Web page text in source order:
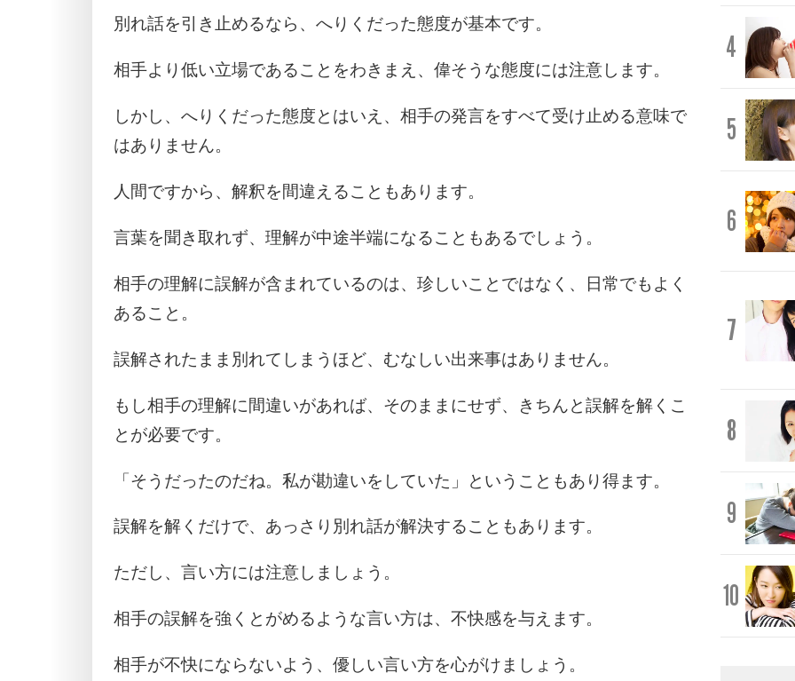
別れ話を引き止めるなら、へりくだった態度が基本です。
相手より低い立場であることをわきまえ、偉そうな態度には注意します。
しかし、へりくだった態度とはいえ、相手の発言をすべて受け止める意味で
はありません。
人間ですから、解釈を間違えることもあります。
言葉を聞き取れず、理解が中途半端になることもあるでしょう。
相手の理解に誤解が含まれているのは、珍しいことではなく、日常でもよく
あること。
誤解されたまま別れてしまうほど、むなしい出来事はありません。
もし相手の理解に間違いがあれば、そのままにせず、きちんと誤解を解くこ
とが必要です。
「そうだったのだね。私が勘違いをしていた」ということもあり得ます。
誤解を解くだけで、あっさり別れ話が解決することもあります。
ただし、言い方には注意しましょう。
相手の誤解を強くとがめるような言い方は、不快感を与えます。
相手が不快にならないよう、優しい言い方を心がけましょう。
4
5
6
7
8
9
10